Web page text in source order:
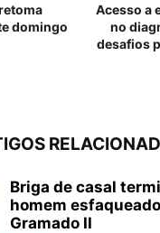
domingo
Acesso a
no
desafios
Briga de casal
homem
Gramado II